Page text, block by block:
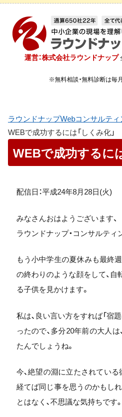
運営：株式会社ラウンドナップ
※無料相談・無料診断は毎
ラウンドナップWebコンサルティ
WEBで成功するには「しくみ化」
WEBで成功するに
配信日：平成24年8月28日(火)
みなさんおはようございます、
ラウンドナップ・コンサルティ
もう小中学生の夏休みも最終
の終わりのような顔をして、
る子供を見かけます。
私は、良い言い方をすれば「宿
ったので、多分20年前の大人
たんでしょうね。
今、絶望の淵に立たされている
経てば同じ事を思うのかもし
とはなく、不思議な気持ちです。